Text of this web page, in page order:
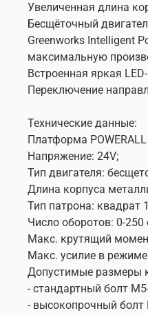
Увеличенная длина
Бесщёточный
Greenworks Intelligent
максимальную
Встроенная яркая
Переключение
Технические данные:
Платформа
Напряжение: 24V;
Тип двигателя:
Длина корпуса
Тип патрона:
Число оборотов: 0-
Макс. крутящий
Макс. усилие в
Допустимые размеры
- стандартный болт
- высокопрочный